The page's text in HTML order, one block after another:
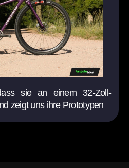
sie an einem 32-Zoll-
zeigt uns ihre Prototypen